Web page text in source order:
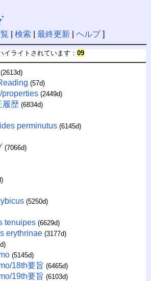
検索 最終更新| ヘルプ]
イライトされています： 09
(2613d)
(57d)
properties (2449d)
履歴 (6834d)
perminutus (6145d)
(7066d)
(5250d)
tenuipes (6629d)
erythrinae (3177d)
(5145d)
18th要旨 (6465d)
19th要旨 (6103d)